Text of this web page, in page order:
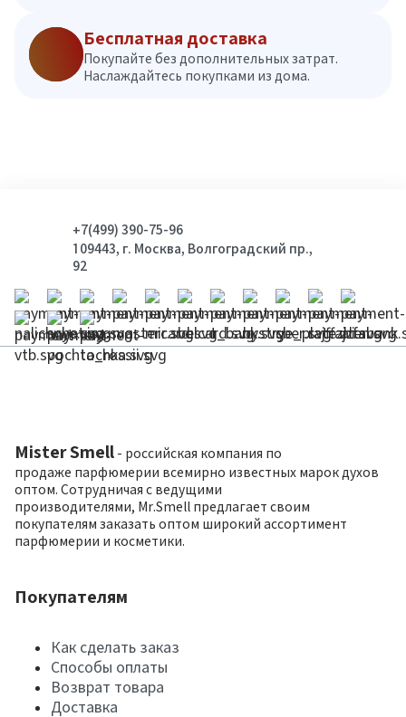
Бесплатная доставка
Покупайте без дополнительных затрат.
Наслаждайтесь покупками из дома.
+7(499) 390-75-96
109443, г. Москва, Волгоградский пр.,
92
Mister Smell - российская компания по
продаже парфюмерии всемирно известных марок духов
оптом. Сотрудничая с ведущими
производителями, Mr.Smell предлагает своим
покупателям заказать оптом широкий ассортимент
парфюмерии и косметики.
Покупателям
Как сделать заказ
Способы оплаты
Возврат товара
Доставка